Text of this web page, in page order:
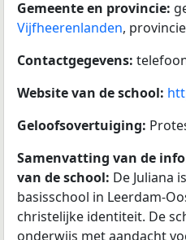
Gemeente en provincie:
Vijfheerenlanden, provincie
Contactgegevens:
Website van de school:
Geloofsovertuiging:
Samenvatting van de
van de school: De Juliana
basisschool in Leerdam-
christelijke identiteit. De
onderwijs met aandacht